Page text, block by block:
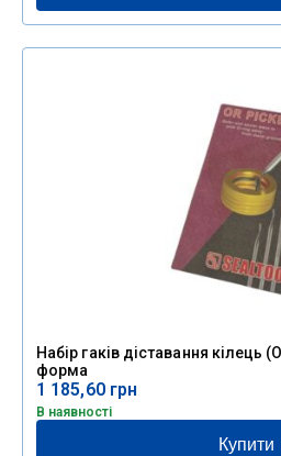
Набір гаків діставання кілець
форма
1 185,60 грн
В наявності
Купити